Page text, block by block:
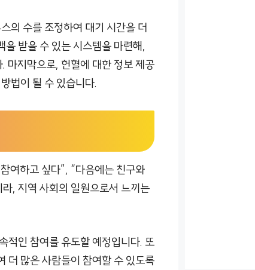
의 수를 조정하여 대기 시간을 더
받을 수 있는 시스템을 마련해,
마지막으로, 헌혈에 대한 정보 제공
법이 될 수 있습니다.
여하고 싶다”, “다음에는 친구와
, 지역 사회의 일원으로서 느끼는
적인 참여를 유도할 예정입니다. 또
더 많은 사람들이 참여할 수 있도록